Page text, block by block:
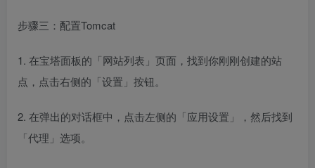
步骤三：配置Tomcat
1. 在宝塔面板的「网站列表」页面，找到你刚刚创建的站
点，点击右侧的「设置」按钮。
2. 在弹出的对话框中，点击左侧的「应用设置」，然后找到
「代理」选项。